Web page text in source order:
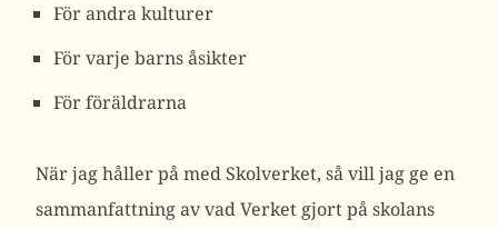
För andra kulturer
För varje barns åsikter
För föräldrarna
När jag håller på med Skolverket, så vill jag ge en
sammanfattning av vad Verket gjort på skolans